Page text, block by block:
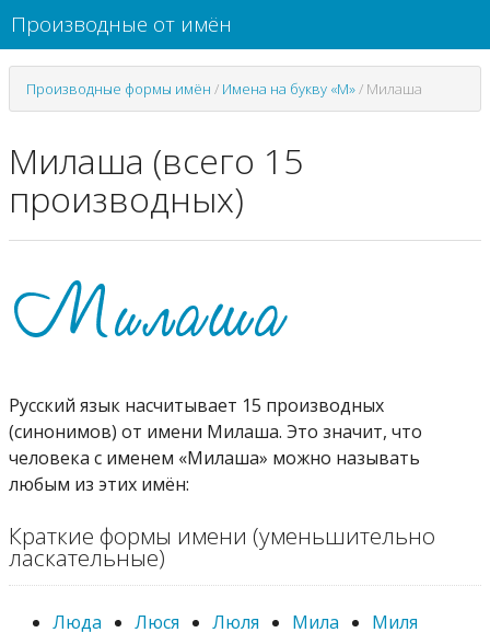
Производные от имён
Производные формы имён / Имена на букву «М»/ Милаша
Милаша (всего 15
производных)
Русский язык насчитывает 15 производных
(синонимов) от имени Милаша. Это значит, что
человека с именем «Милаша» можно называть
любым из этих имён:
Краткие формы имени (уменьшительно
ласкательные)
Люда Люся Люля Мила
Миля